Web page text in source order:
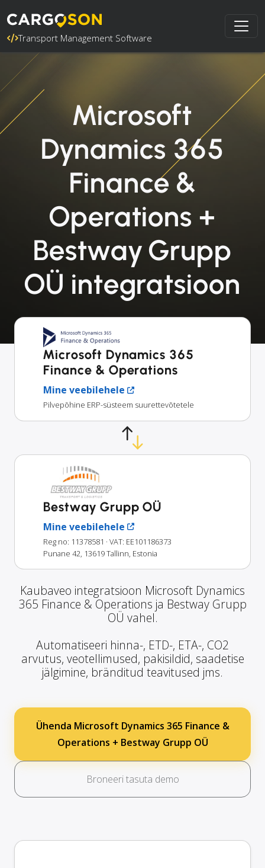
Transport Management Software
Microsoft
Dynamics 365
Finance &
Operations +
Bestway Grupp
OÜ integratsioon
Microsoft Dynamics 365
Finance & Operations
Mine veebilehele
Pilvepõhine ERP-süsteem suurettevõtetele
Bestway Grupp OÜ
Mine veebilehele
Reg no: 11378581 · VAT: EE101186373
Punane 42, 13619 Tallinn, Estonia
Kaubaveo integratsioon Microsoft Dynamics
365 Finance & Operations ja Bestway Grupp
OÜ vahel.
Automatiseeri hinna-, ETD-, ETA-, CO2
arvutus, veotellimused, pakisildid, saadetise
jälgimine, bränditud teavitused jms.
Ühenda Microsoft Dynamics 365 Finance &
Operations + Bestway Grupp OÜ
Broneeri tasuta demo